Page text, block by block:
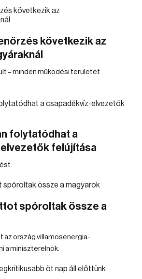
következik az
– minden működési területet
folytatódhat a
felújítása
spóroltak össze a
az ország villamosenergia-
a miniszterelnök.